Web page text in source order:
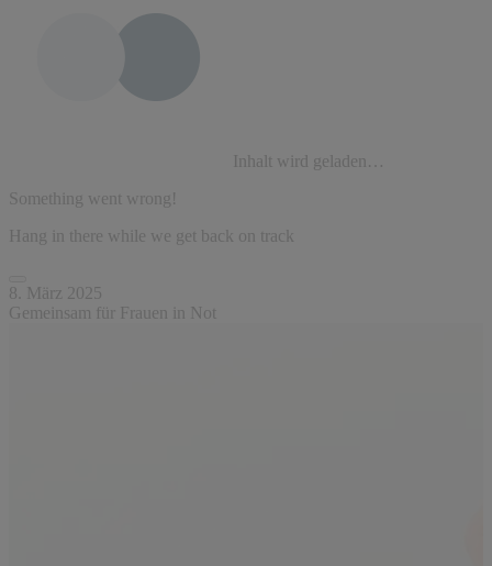
Inhalt wird geladen…
Something went wrong!
Hang in there while we get back on track
8. März 2025
Gemeinsam für Frauen in Not